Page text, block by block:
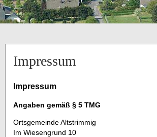
Impressum
Impressum
Angaben gemäß § 5 TMG
Ortsgemeinde Altstrimmig
Im Wiesengrund 10